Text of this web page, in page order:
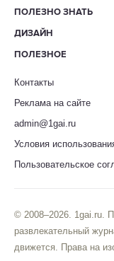
ПОЛЕЗНО ЗНАТЬ
ДИЗАЙН
ПОЛЕЗНОЕ
Контакты
Реклама на сайте
admin@1gai.ru
Условия
Пользовательское
© 2008–2026. 1gai.ru.
развлекательный
движется. Права на